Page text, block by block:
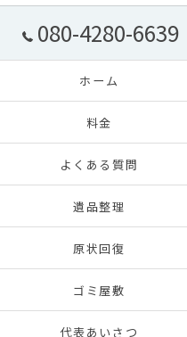
080-4280-6639
ホーム
料金
よくある質問
遺品整理
原状回復
ゴミ屋敷
代表あいさつ